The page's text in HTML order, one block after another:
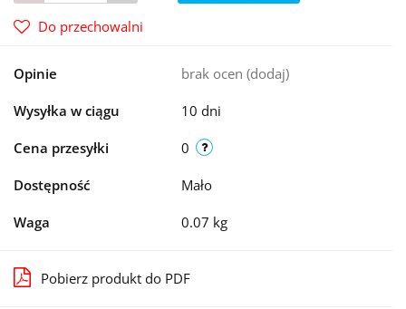
Do przechowalni
Opinie brak ocen (dodaj)
Wysyłka w ciągu 10 dni
Cena przesyłki 0
Dostępność Mało
Waga 0.07 kg
Pobierz produkt do PDF